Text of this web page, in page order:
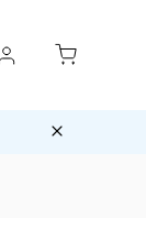
Ostatné